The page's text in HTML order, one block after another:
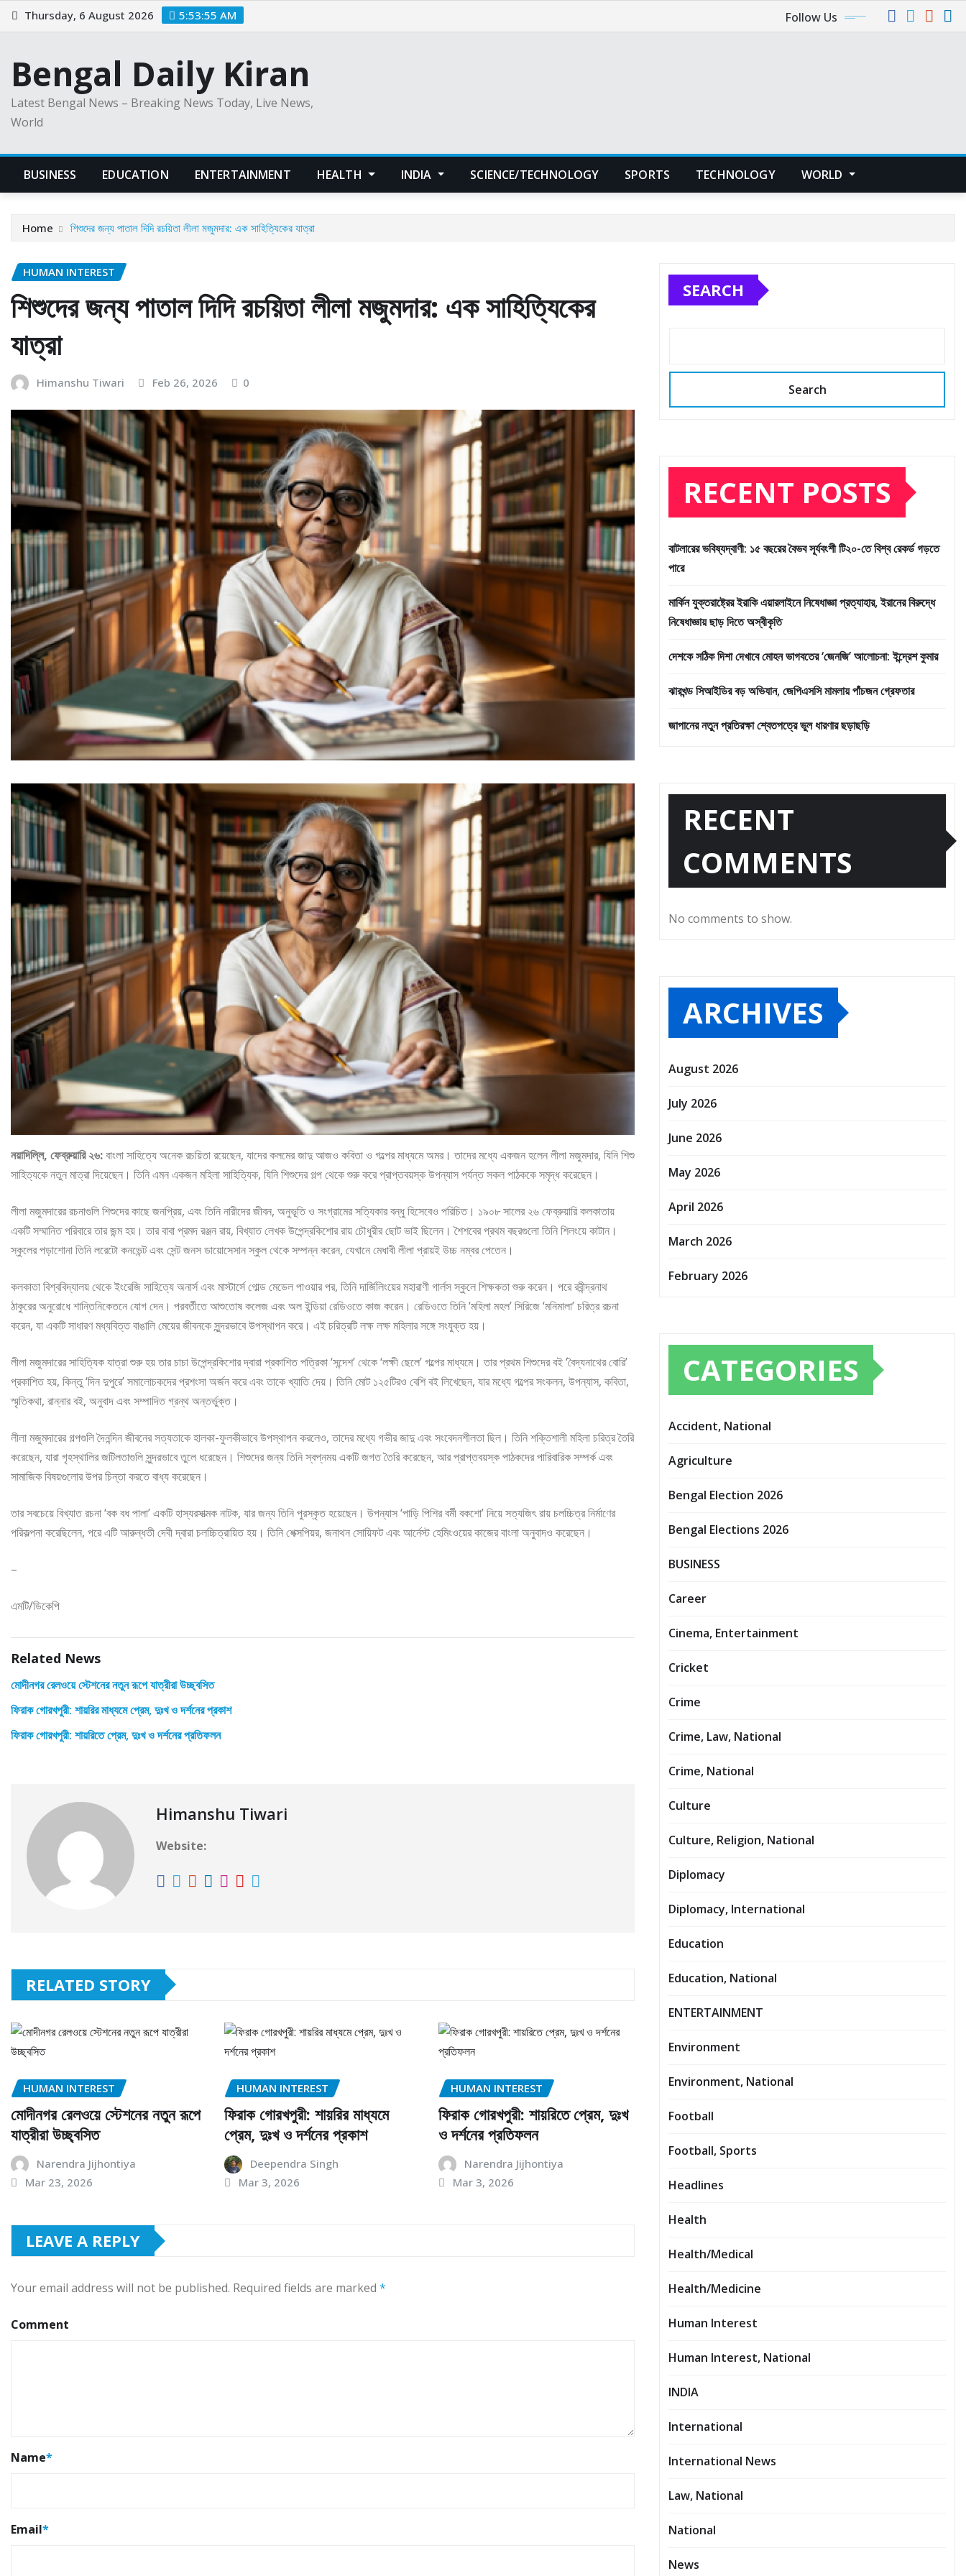
Skip
to
Thursday, 6 August 2026 5:53:56 AM Follow Us
Bengal Daily Kiran
Latest Bengal News – Breaking News Today, Live News,
World
BUSINESS EDUCATION ENTERTAINMENT HEALTH INDIA SCIENCE/TECHNOLOGY SPORTS TECHNOLOGY WORLD
Home শিশুদের জন্য পাতাল দিদি রচয়িতা লীলা মজুমদার: এক সাহিত্যিকের যাত্রা
HUMAN INTEREST
শিশুদের জন্য পাতাল দিদি রচয়িতা লীলা মজুমদার: এক সাহিত্যিকের
যাত্রা
Himanshu Tiwari Feb 26, 2026 0
নয়াদিল্লি, ফেব্রুয়ারি ২৬:বাংলা সাহিত্যে অনেক রচয়িতা রয়েছেন, যাদের কলমের জাদু আজও কবিতা ও গল্পের মাধ্যমে অমর। তাদের মধ্যে একজন হলেন লীলা মজুমদার, যিনি শিশু
সাহিত্যকে নতুন মাত্রা দিয়েছেন। তিনি এমন একজন মহিলা সাহিত্যিক, যিনি শিশুদের গল্প থেকে শুরু করে প্রাপ্তবয়স্ক উপন্যাস পর্যন্ত সকল পাঠককে সমৃদ্ধ করেছেন।
লীলা মজুমদারের রচনাগুলি শিশুদের কাছে জনপ্রিয়, এবং তিনি নারীদের জীবন, অনুভূতি ও সংগ্রামের সত্যিকার বন্ধু হিসেবেও পরিচিত। ১৯০৮ সালের ২৬ ফেব্রুয়ারি কলকাতায়
একটি সম্মানিত পরিবারে তার জন্ম হয়। তার বাবা প্রমদ রঞ্জন রায়, বিখ্যাত লেখক উপেন্দ্রকিশোর রায় চৌধুরীর ছোট ভাই ছিলেন। শৈশবের প্রথম বছরগুলো তিনি শিলংয়ে কাটান।
স্কুলের পড়াশোনা তিনি লরেটো কনভেন্ট এবং সেন্ট জনস ডায়োসেসান স্কুল থেকে সম্পন্ন করেন, যেখানে মেধাবী লীলা প্রায়ই উচ্চ নম্বর পেতেন।
কলকাতা বিশ্ববিদ্যালয় থেকে ইংরেজি সাহিত্যে অনার্স এবং মাস্টার্সে গোল্ড মেডেল পাওয়ার পর, তিনি দার্জিলিংয়ের মহারাণী গার্লস স্কুলে শিক্ষকতা শুরু করেন। পরে রবীন্দ্রনাথ
ঠাকুরের অনুরোধে শান্তিনিকেতনে যোগ দেন। পরবর্তীতে আশুতোষ কলেজ এবং অল ইন্ডিয়া রেডিওতে কাজ করেন। রেডিওতে তিনি ‘মহিলা মহল’ সিরিজে ‘মনিমালা’ চরিত্র রচনা
করেন, যা একটি সাধারণ মধ্যবিত্ত বাঙালি মেয়ের জীবনকে সুন্দরভাবে উপস্থাপন করে। এই চরিত্রটি লক্ষ লক্ষ মহিলার সঙ্গে সংযুক্ত হয়।
লীলা মজুমদারের সাহিত্যিক যাত্রা শুরু হয় তার চাচা উপেন্দ্রকিশোর দ্বারা প্রকাশিত পত্রিকা ‘সন্দেশ’ থেকে ‘লক্ষী ছেলে’ গল্পের মাধ্যমে। তার প্রথম শিশুদের বই ‘বৈদ্যনাথের বোরি’
প্রকাশিত হয়, কিন্তু ‘দিন দুপুরে’ সমালোচকদের প্রশংসা অর্জন করে এবং তাকে খ্যাতি দেয়। তিনি মোট ১২৫টিরও বেশি বই লিখেছেন, যার মধ্যে গল্পের সংকলন, উপন্যাস, কবিতা,
স্মৃতিকথা, রান্নার বই, অনুবাদ এবং সম্পাদিত গ্রন্থ অন্তর্ভুক্ত।
লীলা মজুমদারের গল্পগুলি দৈনন্দিন জীবনের সত্যতাকে হালকা-ফুলকীভাবে উপস্থাপন করলেও, তাদের মধ্যে গভীর জাদু এবং সংবেদনশীলতা ছিল। তিনি শক্তিশালী মহিলা চরিত্র তৈরি
করেছেন, যারা গৃহস্থালির জটিলতাগুলি সুন্দরভাবে তুলে ধরেছেন। শিশুদের জন্য তিনি স্বপ্নময় একটি জগত তৈরি করেছেন, আর প্রাপ্তবয়স্ক পাঠকদের পারিবারিক সম্পর্ক এবং
সামাজিক বিষয়গুলোর উপর চিন্তা করতে বাধ্য করেছেন।
তার সবচেয়ে বিখ্যাত রচনা ‘বক বধ পালা’ একটি হাস্যরসাত্মক নাটক, যার জন্য তিনি পুরস্কৃত হয়েছেন। উপন্যাস ‘পাড়ি পিশির বর্মী বকশো’ নিয়ে সত্যজিৎ রায় চলচ্চিত্র নির্মাণের
পরিকল্পনা করেছিলেন, পরে এটি আরুন্ধতী দেবী দ্বারা চলচ্চিত্রায়িত হয়। তিনি শেক্সপিয়র, জনাথন সোয়িফট এবং আর্নেস্ট হেমিংওয়ের কাজের বাংলা অনুবাদও করেছেন।
–
এমটি/ডিকেপি
Related News
মোদীনগর রেলওয়ে স্টেশনের নতুন রূপে যাত্রীরা উচ্ছ্বসিত
ফিরাক গোরখপুরী: শায়রির মাধ্যমে প্রেম, দুঃখ ও দর্শনের প্রকাশ
ফিরাক গোরখপুরী: শায়রিতে প্রেম, দুঃখ ও দর্শনের প্রতিফলন
Himanshu Tiwari
Website:
RELATED STORY
HUMAN INTEREST
মোদীনগর রেলওয়ে স্টেশনের নতুন রূপে
যাত্রীরা উচ্ছ্বসিত
Narendra Jijhontiya
Mar 23, 2026
HUMAN INTEREST
ফিরাক গোরখপুরী: শায়রির মাধ্যমে
প্রেম, দুঃখ ও দর্শনের প্রকাশ
Deependra Singh
Mar 3, 2026
HUMAN INTEREST
ফিরাক গোরখপুরী: শায়রিতে প্রেম, দুঃখ
ও দর্শনের প্রতিফলন
Narendra Jijhontiya
Mar 3, 2026
LEAVE A REPLY
Your email address will not be published. Required fields are marked *
Comment
Name*
Email*
SEARCH
Search
RECENT POSTS
বাটলারের ভবিষ্যদ্বাণী: ১৫ বছরের বৈভব সূর্যবংশী টি২০-তে বিশ্ব রেকর্ড গড়তে
পারে
মার্কিন যুক্তরাষ্ট্রের ইরাকি এয়ারলাইনে নিষেধাজ্ঞা প্রত্যাহার, ইরানের বিরুদ্ধে
নিষেধাজ্ঞায় ছাড় দিতে অস্বীকৃতি
দেশকে সঠিক দিশা দেখাবে মোহন ভাগবতের ‘জেনজি’ আলোচনা: ইন্দ্রেশ কুমার
ঝারখন্ড সিআইডির বড় অভিযান, জেপিএসসি মামলায় পাঁচজন গ্রেফতার
জাপানের নতুন প্রতিরক্ষা শ্বেতপত্রে ভুল ধারণার ছড়াছড়ি
RECENT
COMMENTS
No comments to show.
ARCHIVES
August 2026
July 2026
June 2026
May 2026
April 2026
March 2026
February 2026
CATEGORIES
Accident, National
Agriculture
Bengal Election 2026
Bengal Elections 2026
BUSINESS
Career
Cinema, Entertainment
Cricket
Crime
Crime, Law, National
Crime, National
Culture
Culture, Religion, National
Diplomacy
Diplomacy, International
Education
Education, National
ENTERTAINMENT
Environment
Environment, National
Football
Football, Sports
Headlines
Health
Health/Medical
Health/Medicine
Human Interest
Human Interest, National
INDIA
International
International News
Law, National
National
News